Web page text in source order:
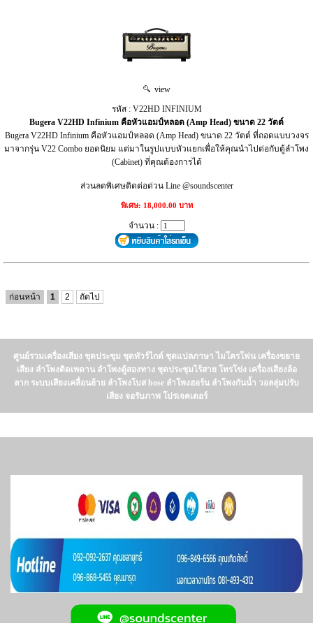
view
รหัส : V22HD INFINIUM
Bugera V22HD Infinium คือหัวแอมป์หลอด (Amp Head) ขนาด 22 วัตต์
Bugera V22HD Infinium คือหัวแอมป์หลอด (Amp Head) ขนาด 22 วัตต์ ที่ถอดแบบวงจร
มาจากรุ่น V22 Combo ยอดนิยม แต่มาในรูปแบบหัวแยกเพื่อให้คุณนำไปต่อกับตู้ลำโพง
(Cabinet) ที่คุณต้องการได้
ส่วนลดพิเศษติดต่อด่วน Line @soundscenter
พิเศษ: 18,000.00 บาท
จำนวน :
ก่อนหน้า 1 2 ถัดไป
ศูนย์รวมเครื่องเสียง ชุดประชุม ชุดทัวร์ไกด์ ชุดแปลภาษา ไมโครโฟน เครื่องขยาย
เสียง ลำโพงติดเพดาน ลำโพงตู้สองทาง ชุดประชุมไร้สาย โทรโข่ง เครื่องเสียงล้อ
ลาก ระบบเสียงเคลื่อนย้าย ลำโพงโบส bose ลำโพงฮอร์น ลำโพงกันน้ำ วอลลุ่มปรับ
เสียง จอรับภาพ โปรเจคเตอร์